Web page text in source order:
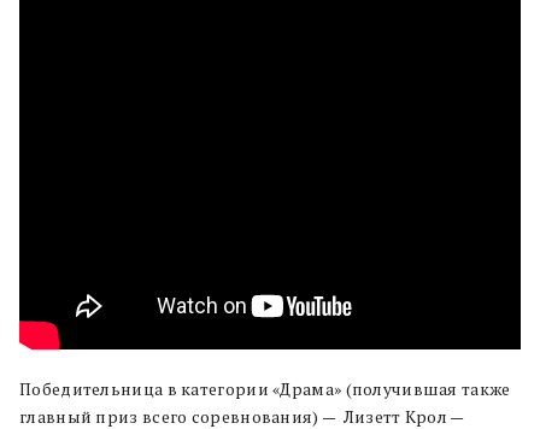
Победительница в категории «Драма» (получившая также
главный приз всего соревнования) — Лизетт Крол —